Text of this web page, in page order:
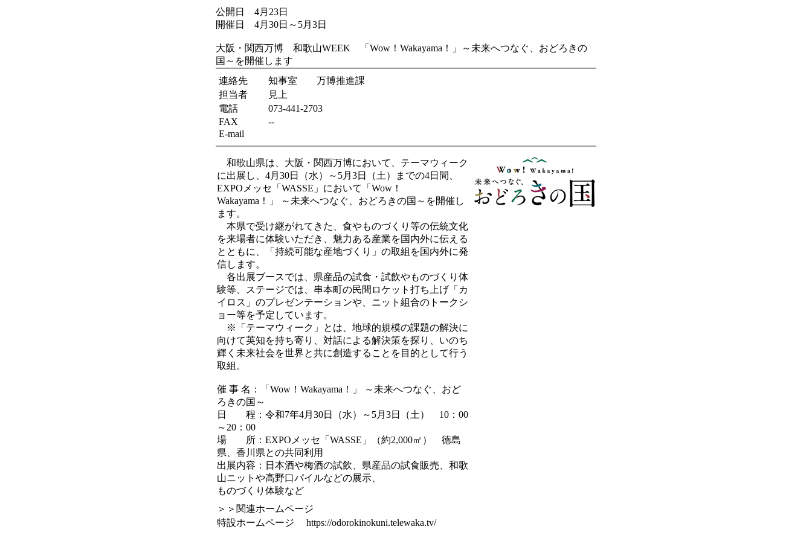
公開日 4月23日
開催日 4月30日～5月3日
大阪・関西万博 和歌山WEEK 「Wow！Wakayama！」～未来へつなぐ、おどろきの
国～を開催します
連絡先
知事室 万博推進課
担当者
見上
電話
073-441-2703
FAX
--
E-mail
和歌山県は、大阪・関西万博において、テーマウィーク
に出展し、4月30日（水）～5月3日（土）までの4日間、
EXPOメッセ「WASSE」において「Wow！
Wakayama！」 ～未来へつなぐ、おどろきの国～を開催し
ます。
本県で受け継がれてきた、食やものづくり等の伝統文化
を来場者に体験いただき、魅力ある産業を国内外に伝える
とともに、「持続可能な産地づくり」の取組を国内外に発
信します。
各出展ブースでは、県産品の試食・試飲やものづくり体
験等、ステージでは、串本町の民間ロケット打ち上げ「カ
イロス」のプレゼンテーションや、ニット組合のトークシ
ョー等を予定しています。
※「テーマウィーク」とは、地球的規模の課題の解決に
向けて英知を持ち寄り、対話による解決策を探り、いのち
輝く未来社会を世界と共に創造することを目的として行う
取組。
催 事 名：「Wow！Wakayama！」 ～未来へつなぐ、おど
ろきの国～
日 程：令和7年4月30日（水）～5月3日（土） 10：00
～20：00
場 所：EXPOメッセ「WASSE」（約2,000㎡） 徳島
県、香川県との共同利用
出展内容：日本酒や梅酒の試飲、県産品の試食販売、和歌
山ニットや高野口パイルなどの展示、
ものづくり体験など
＞＞関連ホームページ
特設ホームページ https://odorokinokuni.telewaka.tv/